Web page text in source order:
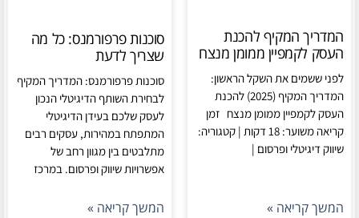
המדריך המקיף להכנת
העסק לקמפיין ממומן מנצח
לפני ששמים את השקל הראשון:
המדריך המקיף (2025) להכנת
העסק לקמפיין ממומן מנצח זמן
קריאה משוער: 18 דקות | קטגוריה:
שיווק דיגיטלי ופרסום |
המשך קריאה »
סוכנות פרפורמנס: כל מה
שצריך לדעת
סוכנות פרפורמנס: המדריך המקיף
לבחירת השותף הדיגיטלי הנכון
לעסק שלכם בעידן הדיגיטלי
המתפתח במהירות, עסקים רבים
מתלבטים בין מגוון רחב של
אפשרויות שיווק ופרסום. במרכז
המשך קריאה »